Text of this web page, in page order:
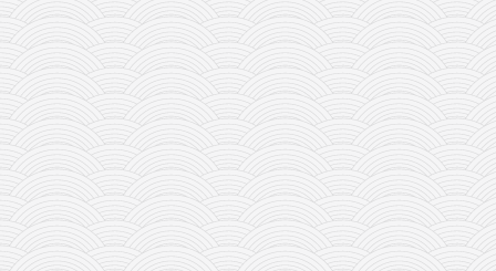
православље
забрањена историја
ћирилица
породичне приче
прота Воја
уместо твитера
календар српски
азбуки и књиге